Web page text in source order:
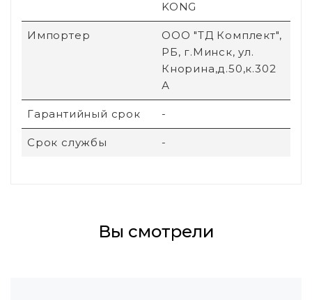
KONG
Импортер
ООО "ТД Комплект",
РБ, г.Минск, ул.
Кнорина,д.50,к.302
А
Гарантийный срок -
Срок службы -
Вы смотрели